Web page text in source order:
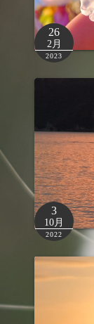
26
2月
2023
3
10月
2022